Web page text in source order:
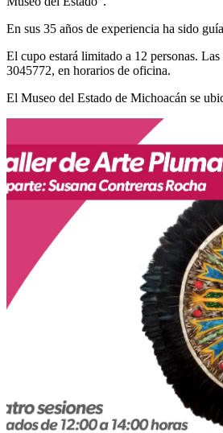
En sus 35 años de experiencia ha sido
El cupo estará limitado a 12 personas.
3045772, en horarios de oficina.
El Museo del Estado de Michoacán se